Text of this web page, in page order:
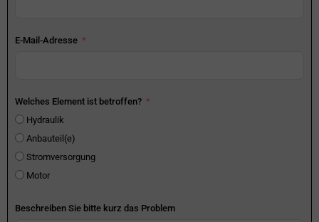
E-Mail-Adresse
Welches Element ist betroffen?
Hydraulik
Anbauteil(e)
Stromversorgung
Motor
Beschreiben Sie bitte kurz das Problem